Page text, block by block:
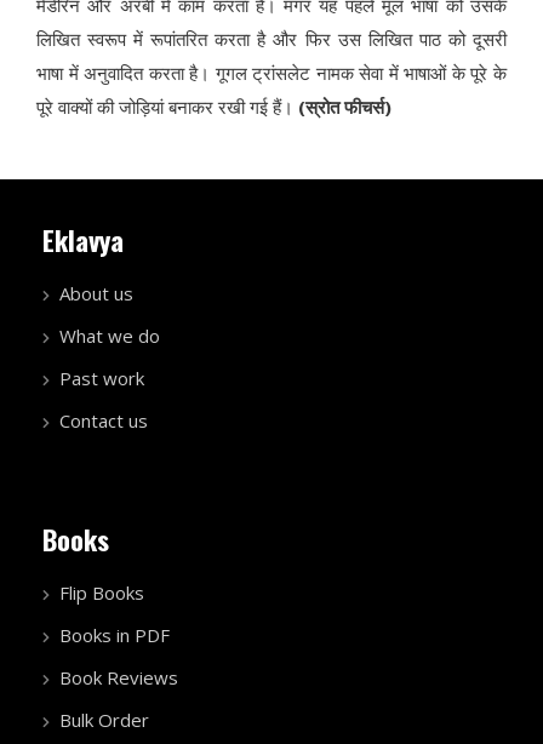
मेंडेरिन और अरबी में काम करता है। मगर यह पहले मूल भाषा को उसके
लिखित स्वरूप में रूपांतरित करता है और फिर उस लिखित पाठ को दूसरी
भाषा में अनुवादित करता है। गूगल ट्रांसलेट नामक सेवा में भाषाओं के पूरे के
पूरे वाक्यों की जोड़ियां बनाकर रखी गई हैं। (स्रोत फीचर्स)
Eklavya
About us
What we do
Past work
Contact us
Books
Flip Books
Books in PDF
Book Reviews
Bulk Order